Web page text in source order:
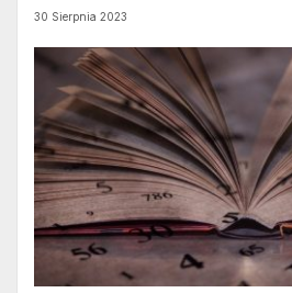
30 Sierpnia 2023